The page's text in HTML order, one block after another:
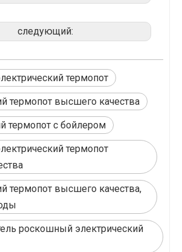
следующий:
термопот
термопот высшего качества
термопот с бойлером
термопот
термопот высшего качества,
роскошный электрический